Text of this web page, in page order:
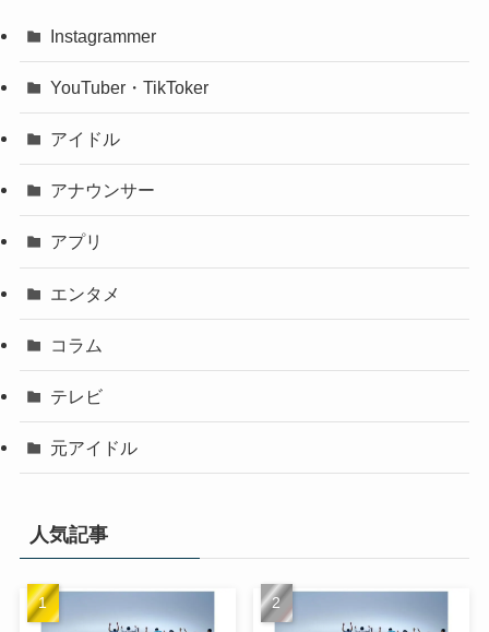
Instagrammer
YouTuber・TikToker
アイドル
アナウンサー
アプリ
エンタメ
コラム
テレビ
元アイドル
人気記事